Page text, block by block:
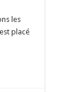
les
placé